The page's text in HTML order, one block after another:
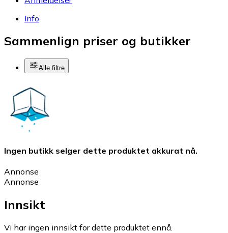
Info
Sammenlign priser og butikker
Alle filtre
Ingen butikk selger dette produktet akkurat nå.
Annonse
Annonse
Innsikt
Vi har ingen innsikt for dette produktet ennå.